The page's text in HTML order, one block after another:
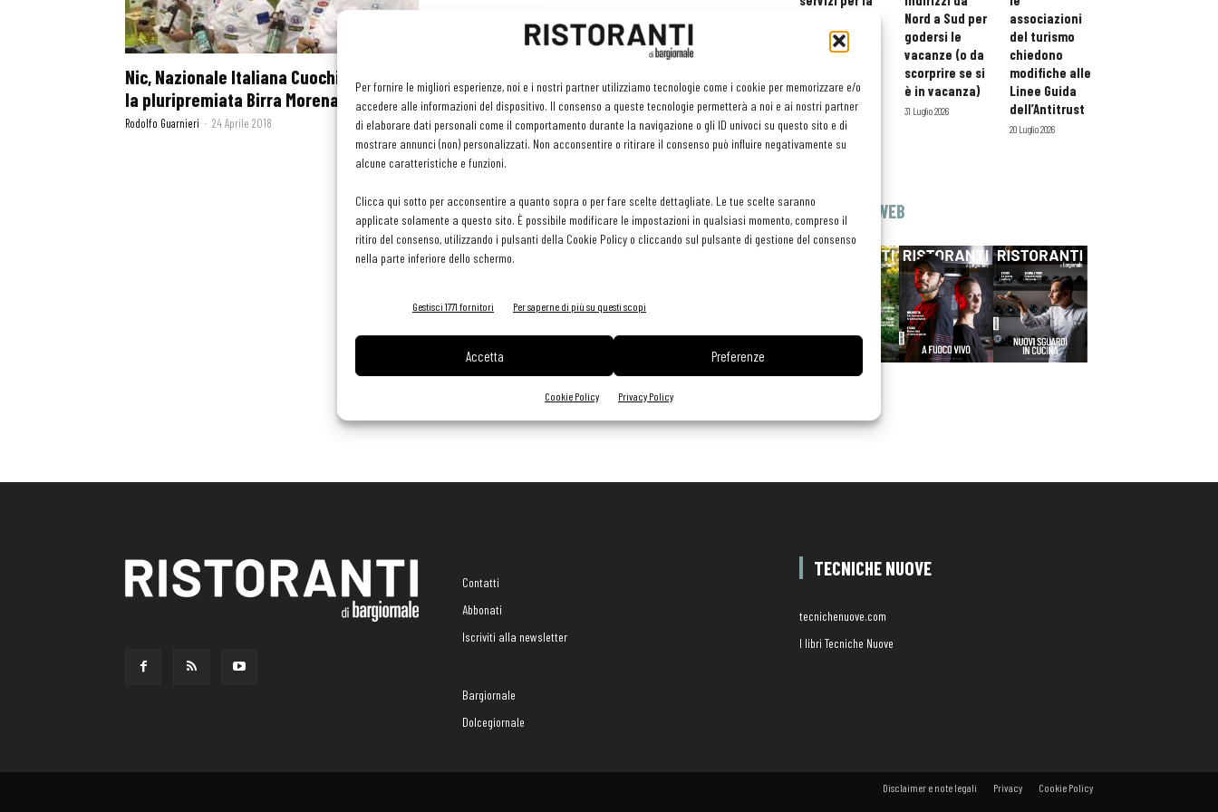
Per fornire le migliori esperienze, noi e i nostri partner utilizziamo tecnologie come i cookie per memorizzare e/o
accedere alle informazioni del dispositivo. Il consenso a queste tecnologie permetterà a noi e ai nostri partner
di elaborare dati personali come il comportamento durante la navigazione o gli ID univoci su questo sito e di
mostrare annunci (non) personalizzati. Non acconsentire o ritirare il consenso può influire negativamente su
alcune caratteristiche e funzioni.
Clicca qui sotto per acconsentire a quanto sopra o per fare scelte dettagliate. Le tue scelte saranno
applicate solamente a questo sito. È possibile modificare le impostazioni in qualsiasi momento, compreso il
ritiro del consenso, utilizzando i pulsanti della Cookie Policy o cliccando sul pulsante di gestione del consenso
nella parte inferiore dello schermo.
Gestisci 1771 fornitori Per saperne di più su questi scopi
Accetta Preferenze
Cookie Policy Privacy Policy
Nic, Nazionale Italiana Cuochi, ha scelto
la pluripremiata Birra Morena
Rodolfo Guarnieri - 24 Aprile 2018
orario esteso
e tessera
professionisti
HoReCa
29 Luglio 2026
Nord a Sud per
godersi le
vacanze (o da
scorprire se si
è in vacanza)
31 Luglio 2026
associazioni
del turismo
chiedono
modifiche alle
Linee Guida
dell’Antitrust
20 Luglio 2026
EDICOLA WEB
Contatti
Abbonati
Iscriviti alla newsletter
Bargiornale
Dolcegiornale
TECNICHE NUOVE
tecnichenuove.com
I libri Tecniche Nuove
Disclaimer e note legali Privacy Cookie Policy